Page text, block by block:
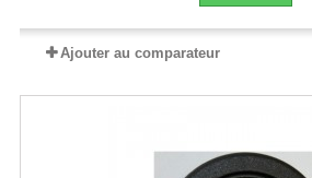
Ajouter au comparateur